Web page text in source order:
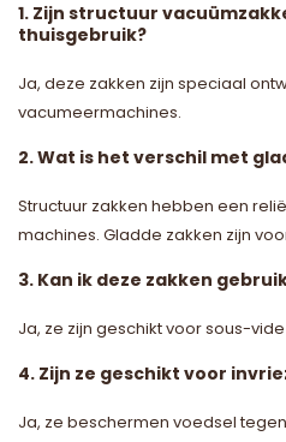
1. Zijn structuur
thuisgebruik?
Ja, deze zakken zijn speciaal
vacumeermachines.
2. Wat is het verschil met
Structuur zakken hebben een
machines. Gladde zakken zijn
3. Kan ik deze zakken
Ja, ze zijn geschikt voor sous-
4. Zijn ze geschikt voor
Ja, ze beschermen voedsel